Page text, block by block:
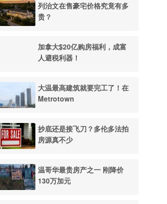
列治文在售豪宅价格究竟有多
贵？
加拿大$20亿购房福利，成富
人避税利器！
大温最高建筑就要完工了！在
Metrotown
抄底还是接飞刀？多伦多法拍
房源真不少
温哥华最贵房产之一 刚降价
130万加元